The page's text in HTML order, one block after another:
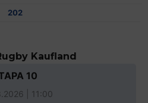
202
Kaufland
10
| 11:00